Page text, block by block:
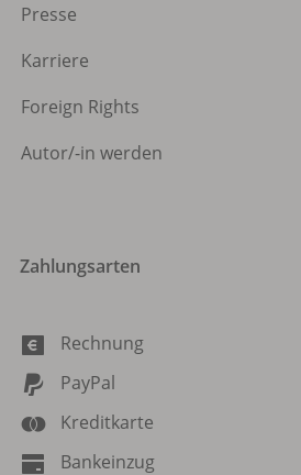
Presse
Karriere
Foreign Rights
Autor/-in werden
Zahlungsarten
Rechnung
PayPal
Kreditkarte
Bankeinzug